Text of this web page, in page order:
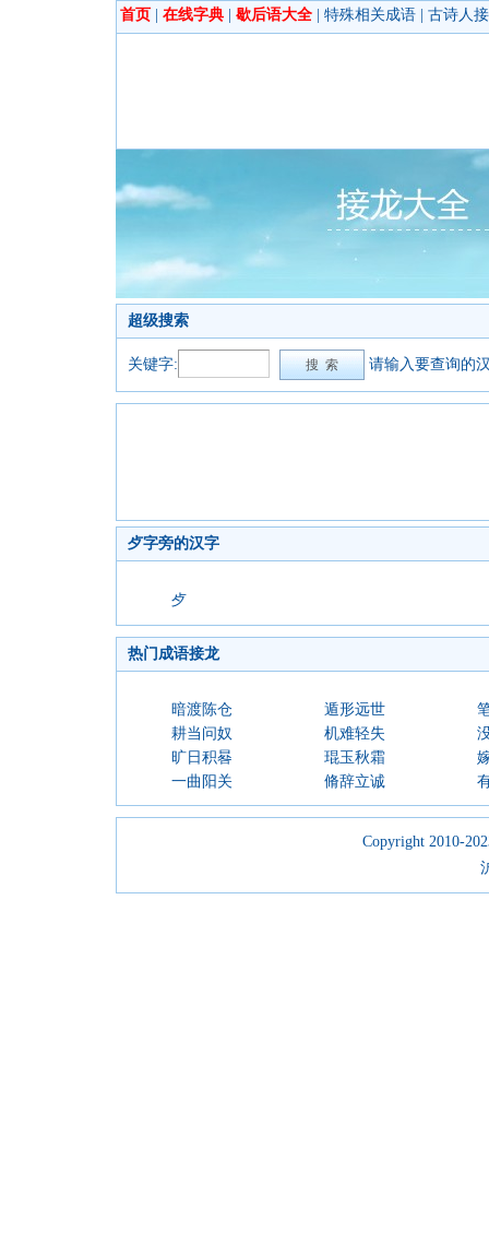
首页 在线字典 歇后语大全 特殊相关成语 古诗人
超级搜索
关键字: 请输入要查询的
歺字旁的汉字
歺
热门成语接龙
暗渡陈仓 遁形远世
耕当问奴
机难轻失
旷日积晷
琨玉秋霜
一曲阳关
脩辞立诚
Copyright 2010-